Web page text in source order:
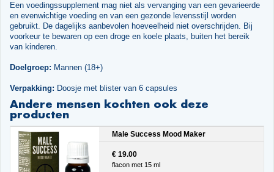
Een voedingssupplement mag niet als vervanging van een gevarieerde
en evenwichtige voeding en van een gezonde levensstijl worden
gebruikt. De dagelijks aanbevolen hoeveelheid niet overschrijden. Bij
voorkeur te bewaren op een droge en koele plaats, buiten het bereik
van kinderen.
Doelgroep: Mannen (18+)
Verpakking: Doosje met blister van 6 capsules
Andere mensen kochten ook deze
producten
Male Success Mood Maker
€ 19.00
flacon met 15 ml